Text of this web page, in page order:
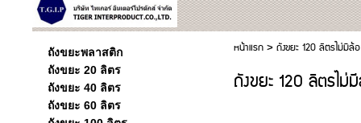
ถังขยะพลาสติก
ถังขยะ 20 ลิตร
ถังขยะ 40 ลิตร
ถังขยะ 60 ลิตร
หน้าแรก>ถังขยะ 120 ลิตรไม่มีล้อ
ถังขยะ 120 ลิตรไม่